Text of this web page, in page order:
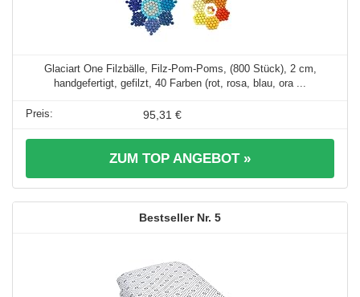
Glaciart One Filzbälle, Filz-Pom-Poms, (800 Stück), 2 cm,
handgefertigt, gefilzt, 40 Farben (rot, rosa, blau, ora ...
95,31 €
ZUM TOP ANGEBOT »
5